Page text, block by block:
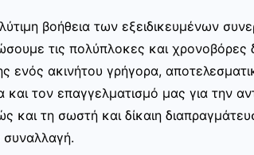
βοήθεια των εξειδικευμένων
τις πολύπλοκες και χρονοβόρες
ενός ακινήτου γρήγορα,
και τον επαγγελματισμό μας για την
και τη σωστή και δίκαιη